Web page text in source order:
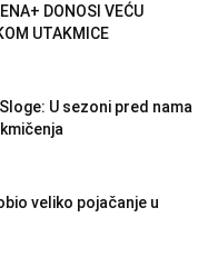
DONOSI VEĆU
UTAKMICE
U sezoni pred nama
veliko pojačanje u